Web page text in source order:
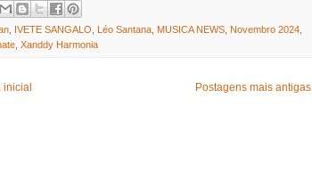
IVETE SANGALO Léo Santana MUSICA NEWS Novembro 2024
Xanddy Harmonia
Postagens mais antigas
inicial